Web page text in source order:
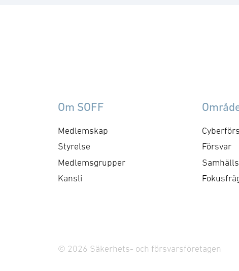
Om SOFF
Medlemskap
Styrelse
Medlemsgrupper
Kansli
Försvar
© 2026 Säkerhets- och försvarsföretagen